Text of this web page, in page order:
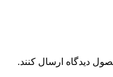
دیدگاه ارسال کنند.